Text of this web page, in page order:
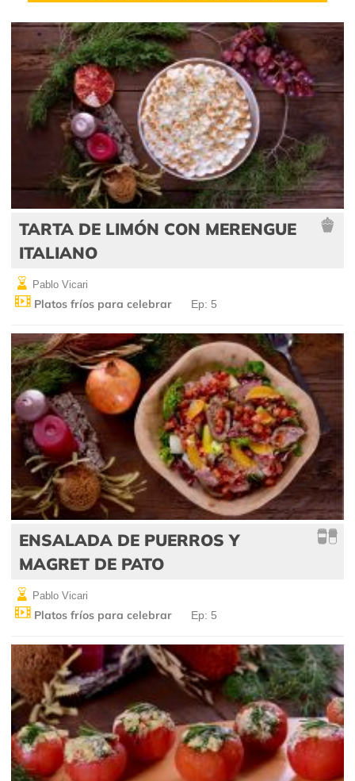
TARTA DE LIMÓN CON MERENGUE
ITALIANO
Pablo Vicari
Platos fríos para celebrar Ep: 5
ENSALADA DE PUERROS Y
MAGRET DE PATO
Pablo Vicari
Platos fríos para celebrar Ep: 5